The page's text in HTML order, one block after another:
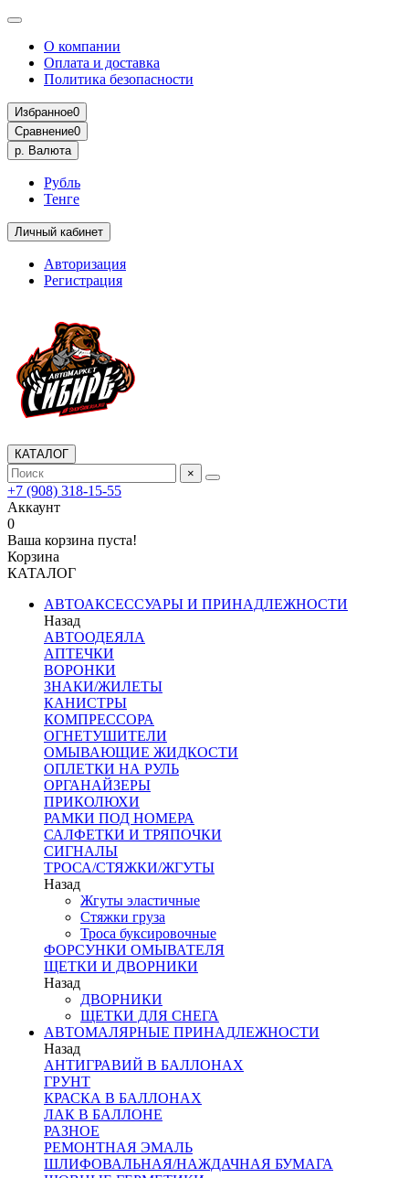
О компании
Оплата и доставка
Политика безопасности
Избранное0
Сравнение0
р. Валюта
Рубль
Тенге
Личный кабинет
Авторизация
Регистрация
КАТАЛОГ
×
+7 (908) 318-15-55
Аккаунт
0
Ваша корзина пуста!
Корзина
КАТАЛОГ
АВТОАКСЕССУАРЫ И ПРИНАДЛЕЖНОСТИ
Назад
АВТООДЕЯЛА
АПТЕЧКИ
ВОРОНКИ
ЗНАКИ/ЖИЛЕТЫ
КАНИСТРЫ
КОМПРЕССОРА
ОГНЕТУШИТЕЛИ
ОМЫВАЮЩИЕ ЖИДКОСТИ
ОПЛЕТКИ НА РУЛЬ
ОРГАНАЙЗЕРЫ
ПРИКОЛЮХИ
РАМКИ ПОД НОМЕРА
САЛФЕТКИ И ТРЯПОЧКИ
СИГНАЛЫ
ТРОСА/СТЯЖКИ/ЖГУТЫ
Назад
Жгуты эластичные
Стяжки груза
Троса буксировочные
ФОРСУНКИ ОМЫВАТЕЛЯ
ЩЕТКИ И ДВОРНИКИ
Назад
ДВОРНИКИ
ЩЕТКИ ДЛЯ СНЕГА
АВТОМАЛЯРНЫЕ ПРИНАДЛЕЖНОСТИ
Назад
АНТИГРАВИЙ В БАЛЛОНАХ
ГРУНТ
КРАСКА В БАЛЛОНАХ
ЛАК В БАЛЛОНЕ
РАЗНОЕ
РЕМОНТНАЯ ЭМАЛЬ
ШЛИФОВАЛЬНАЯ/НАЖДАЧНАЯ БУМАГА